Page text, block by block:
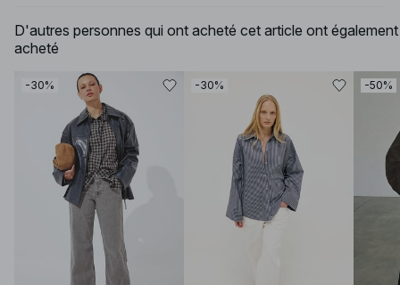
D'autres personnes qui ont acheté cet article ont également
acheté
-30% -30% -50%